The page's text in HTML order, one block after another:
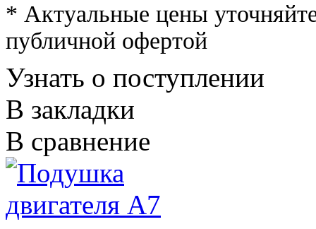
* Актуальные цены
публичной офертой
Узнать о поступлении
В закладки
В сравнение